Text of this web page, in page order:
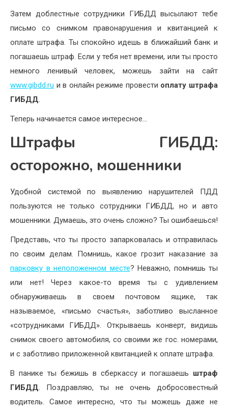
Затем доблестные сотрудники ГИБДД высылают тебе
письмо со снимком правонарушения и квитанцией к
оплате штрафа. Ты спокойно идешь в ближайший банк и
погашаешь штраф. Если у тебя нет времени, или ты просто
немного ленивый человек, можешь зайти на сайт
www.gibdd.ru и в онлайн режиме провести оплату штрафа
ГИБДД.
Теперь начинается самое интересное…
Штрафы ГИБДД:
осторожно, мошенники
Удобной системой по выявлению нарушителей ПДД
пользуются не только сотрудники ГИБДД, но и авто
мошенники. Думаешь, это очень сложно? Ты ошибаешься!
Представь, что ты просто запарковалась и отправилась
по своим делам. Помнишь, какое грозит наказание за
парковку в неположенном месте? Неважно, помнишь ты
или нет! Через какое-то время ты с удивлением
обнаруживаешь в своем почтовом ящике, так
называемое, «письмо счастья», заботливо высланное
«сотрудниками ГИБДД». Открываешь конверт, видишь
снимок своего автомобиля, со своими же гос. номерами,
и с заботливо приложенной квитанцией к оплате штрафа.
В панике ты бежишь в сберкассу и погашаешь штраф
ГИБДД. Поздравляю, ты не очень добросовестный
водитель. Самое интересно, что ты можешь даже не